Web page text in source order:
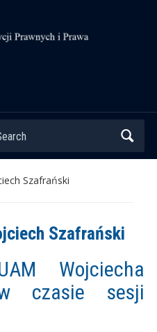
Szafrański
Szafrański
Wojciecha
czasie sesji